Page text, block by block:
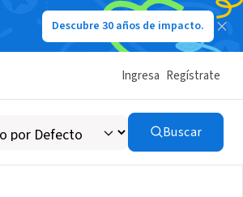
Descubre 30 años de impacto.
Ingresa Regístrate
Buscar